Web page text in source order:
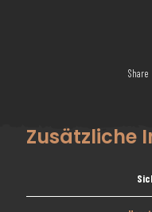
Share
Zusätzliche